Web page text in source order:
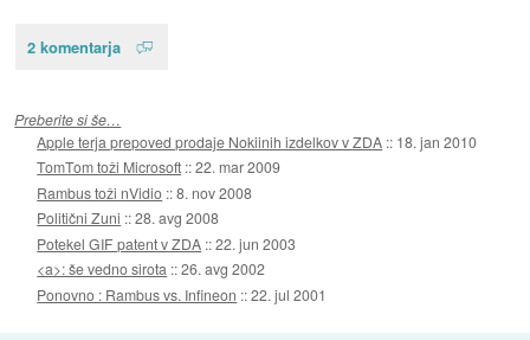
2 komentarja
Preberite si še…
Apple terja prepoved prodaje Nokiinih izdelkov v ZDA :: 18. jan 2010
TomTom toži Microsoft ::22. mar 2009
Rambus toži nVidio ::8. nov 2008
Politični Zuni ::28. avg 2008
Potekel GIF patent v ZDA ::22. jun 2003
<a>: še vedno sirota ::26. avg 2002
Ponovno : Rambus vs. Infineon ::22. jul 2001